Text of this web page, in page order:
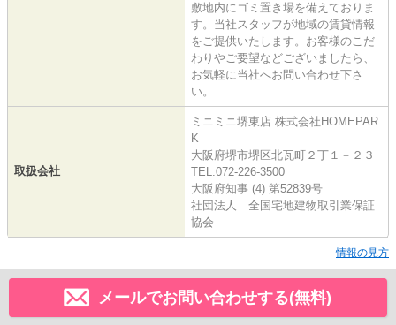
敷地内にゴミ置き場を備えておりま
す。当社スタッフが地域の賃貸情報
をご提供いたします。お客様のこだ
わりやご要望などございましたら、
お気軽に当社へお問い合わせ下さ
い。
取扱会社
ミニミニ堺東店 株式会社HOMEPAR
K
大阪府堺市堺区北瓦町２丁１－２３
TEL:072-226-3500
大阪府知事 (4) 第52839号
社団法人 全国宅地建物取引業保証
協会
情報の見方
メールでお問い合わせする(無料)